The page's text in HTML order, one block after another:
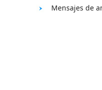
Mensajes de